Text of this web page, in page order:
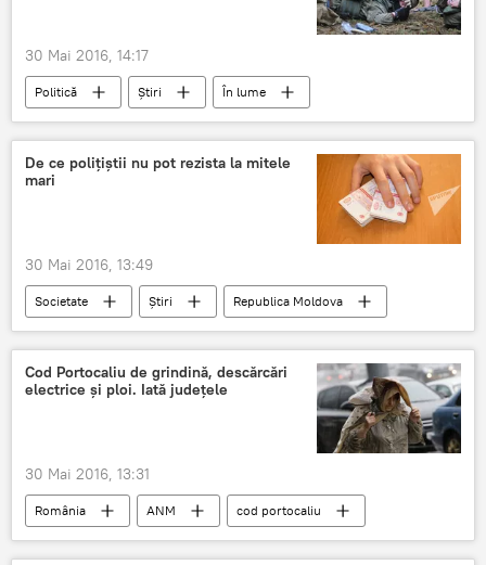
30 Mai 2016, 14:17
Politică Știri
În lume
România
NATO
Război
Popor
Cobai
Trupe militare
Baza militară de la Deveselu, noi controverse
De ce poliţiştii nu pot rezista la mitele
mari
30 Mai 2016, 13:49
Societate Știri
Republica Moldova
Moldova
mită poliţie SPIA
Cod Portocaliu de grindină, descărcări
electrice și ploi. Iată județele
30 Mai 2016, 13:31
România ANM
cod portocaliu
Ploi
Grindină averse
Vânt